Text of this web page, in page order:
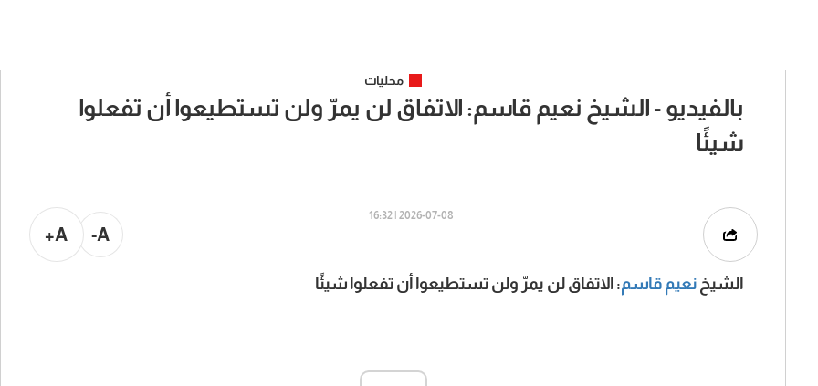
محليات
بالفيديو - الشيخ نعيم قاسم: الاتفاق لن يمرّ ولن تستطيعوا أن تفعلوا
شيئًا
2026-07-08 | 16:32
A-
A+
الشيخ نعيم قاسم: الاتفاق لن يمرّ ولن تستطيعوا أن تفعلوا شيئًا